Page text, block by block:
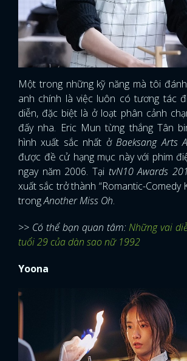
Một trong những kỹ năng mà tôi
anh chính là việc luôn có tương tác
diễn, đặc biệt là ở loạt phân cảnh
đấy nha. Eric Mun từng thắng Tân
hình xuất sắc nhất ởBaeksang Arts
được đề cử hạng mục này với phim
ngay năm 2006. Tại tvN10 Awards
xuất sắc trở thành “Romantic-Comedy
trongAnother Miss Oh.
>> Có thể bạn quan tâm:Những vai
tuổi 29 của dàn sao nữ 1992
Yoona